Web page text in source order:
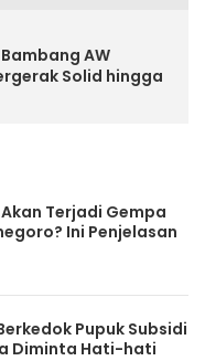
AW
Solid hingga
Akan Terjadi Gempa
Ini Penjelasan
Pupuk Subsidi
Diminta Hati-hati